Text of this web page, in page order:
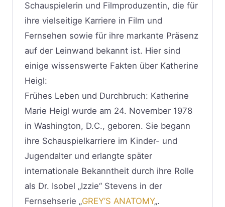
Schauspielerin und Filmproduzentin, die für
ihre vielseitige Karriere in Film und
Fernsehen sowie für ihre markante Präsenz
auf der Leinwand bekannt ist. Hier sind
einige wissenswerte Fakten über Katherine
Heigl:
Frühes Leben und Durchbruch: Katherine
Marie Heigl wurde am 24. November 1978
in Washington, D.C., geboren. Sie begann
ihre Schauspielkarriere im Kinder- und
Jugendalter und erlangte später
internationale Bekanntheit durch ihre Rolle
als Dr. Isobel „Izzie“ Stevens in der
Fernsehserie „GREY’S ANATOMY„.